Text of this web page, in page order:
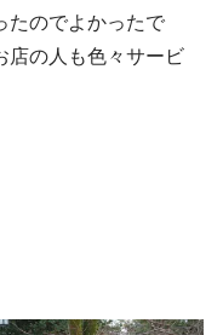
たのでよかったで
店の人も色々サービ